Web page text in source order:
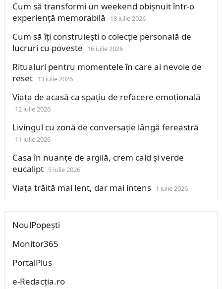
Cum să transformi un weekend obișnuit într-o
experiență memorabilă
18 iulie 2026
Cum să îți construiești o colecție personală de
lucruri cu poveste
16 iulie 2026
Ritualuri pentru momentele în care ai nevoie de
reset 13 iulie 2026
Viața de acasă ca spațiu de refacere emoțională
12 iulie 2026
Livingul cu zonă de conversație lângă fereastră
11 iulie 2026
Casa în nuanțe de argilă, crem cald și verde
eucalipt 5 iulie 2026
Viața trăită mai lent, dar mai intens 1 iulie 2026
NoulPopești
Monitor365
PortalPlus
e-Redacția.ro